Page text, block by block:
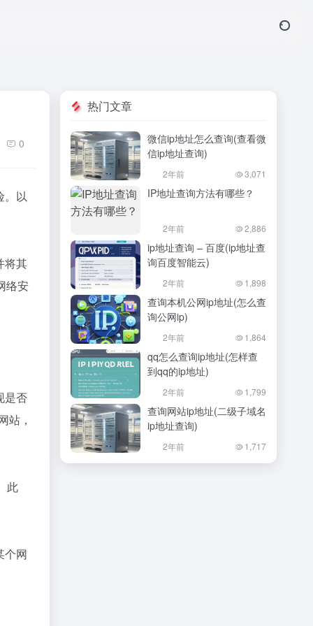
0
。以
将其
络安
是否
站，
此
个网
热门文章
微信ip地址怎么查询(查看微
信ip地址查询)
2年前 3,071
IP地址查询方法有哪些？
2年前 2,886
ip地址查询 – 百度(ip地址查
询百度智能云)
2年前 1,898
查询本机公网ip地址(怎么查
询公网ip)
2年前 1,864
qq怎么查询ip地址(怎样查
到qq的ip地址)
2年前 1,799
查询网站ip地址(二级子域名
ip地址查询)
2年前 1,717